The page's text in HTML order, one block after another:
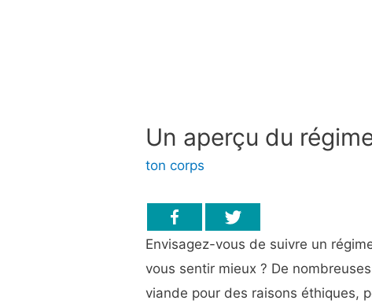
Un aperçu du
ton corps
Envisagez-vous de suivre un
vous sentir mieux ? De
viande pour des raisons éthiques,